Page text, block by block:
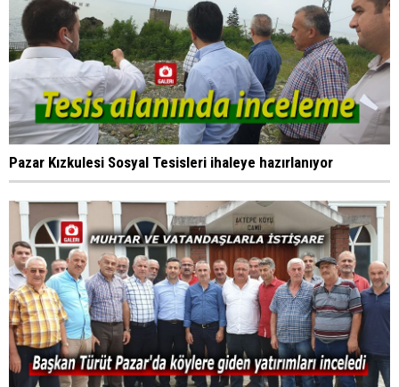
Pazar Kızkulesi Sosyal Tesisleri ihaleye hazırlanıyor